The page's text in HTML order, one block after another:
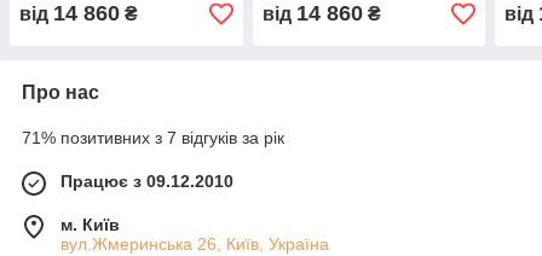
від 14 860 ₴ від 14 860₴ від
Про нас
71% позитивних з 7 відгуків за рік
Працює з 09.12.2010
м. Київ
вул.Жмеринська 26, Київ, Україна